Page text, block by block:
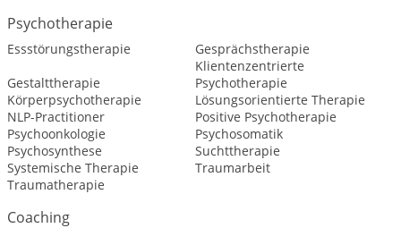
Psychotherapie
Essstörungstherapie
Gesprächstherapie
Gestalttherapie
Klientenzentrierte
Psychotherapie
Körperpsychotherapie
Lösungsorientierte Therapie
NLP-Practitioner
Positive Psychotherapie
Psychoonkologie
Psychosomatik
Psychosynthese
Suchttherapie
Systemische Therapie
Traumarbeit
Traumatherapie
Coaching